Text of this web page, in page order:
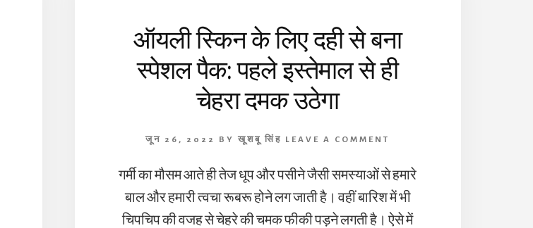
ऑयली स्किन के लिए दही से बना
स्पेशल पैक: पहले इस्तेमाल से ही
चेहरा दमक उठेगा
जून 26, 2022 BYखूशबू सिंह LEAVE A COMMENT
गर्मी का मौसम आते ही तेज धूप और पसीने जैसी समस्याओं से हमारे
बाल और हमारी त्वचा रूबरू होने लग जाती है। वहीं बारिश में भी
चिपचिप की वजह से चेहरे की चमक फीकी पड़ने लगती है। ऐसे में